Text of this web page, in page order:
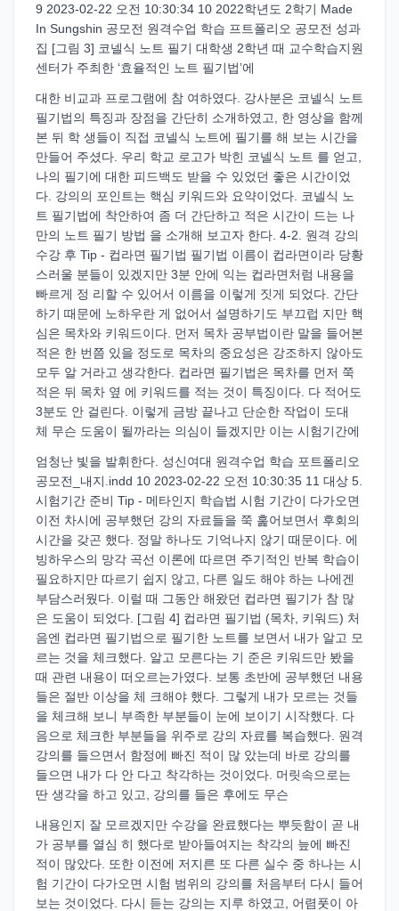
9 2023-02-22 오전 10:30:34 10 2022학년도 2학기 Made
In Sungshin 공모전 원격수업 학습 프트폴리오 공모전 성과
집 [그림 3] 코넬식 노트 필기 대학생 2학년 때 교수학습지원
센터가 주최한 ‘효율적인 노트 필기법’에
대한 비교과 프로그램에 참 여하였다. 강사분은 코넬식 노트
필기법의 특징과 장점을 간단히 소개하였고, 한 영상을 함께
본 뒤 학 생들이 직접 코넬식 노트에 필기를 해 보는 시간을
만들어 주셨다. 우리 학교 로고가 박힌 코넬식 노트 를 얻고,
나의 필기에 대한 피드백도 받을 수 있었던 좋은 시간이었
다. 강의의 포인트는 핵심 키워드와 요약이었다. 코넬식 노
트 필기법에 착안하여 좀 더 간단하고 적은 시간이 드는 나
만의 노트 필기 방법 을 소개해 보고자 한다. 4-2. 원격 강의
수강 후 Tip - 컵라면 필기법 필기법 이름이 컵라면이라 당황
스러울 분들이 있겠지만 3분 안에 익는 컵라면처럼 내용을
빠르게 정 리할 수 있어서 이름을 이렇게 짓게 되었다. 간단
하기 때문에 노하우란 게 없어서 설명하기도 부끄럽 지만 핵
심은 목차와 키워드이다. 먼저 목차 공부법이란 말을 들어본
적은 한 번쯤 있을 정도로 목차의 중요성은 강조하지 않아도
모두 알 거라고 생각한다. 컵라면 필기법은 목차를 먼저 쭉
적은 뒤 목차 옆 에 키워드를 적는 것이 특징이다. 다 적어도
3분도 안 걸린다. 이렇게 금방 끝나고 단순한 작업이 도대
체 무슨 도움이 될까라는 의심이 들겠지만 이는 시험기간에
엄청난 빛을 발휘한다. 성신여대 원격수업 학습 포트폴리오
공모전_내지.indd 10 2023-02-22 오전 10:30:35 11 대상 5.
시험기간 준비 Tip - 메타인지 학습법 시험 기간이 다가오면
이전 차시에 공부했던 강의 자료들을 쭉 훑어보면서 후회의
시간을 갖곤 했다. 정말 하나도 기억나지 않기 때문이다. 에
빙하우스의 망각 곡선 이론에 따르면 주기적인 반복 학습이
필요하지만 따르기 쉽지 않고, 다른 일도 해야 하는 나에겐
부담스러웠다. 이럴 때 그동안 해왔던 컵라면 필기가 참 많
은 도움이 되었다. [그림 4] 컵라면 필기법 (목차, 키워드) 처
음엔 컵라면 필기법으로 필기한 노트를 보면서 내가 알고 모
르는 것을 체크했다. 알고 모른다는 기 준은 키워드만 봤을
때 관련 내용이 떠오르는가였다. 보통 초반에 공부했던 내용
들은 절반 이상을 체 크해야 했다. 그렇게 내가 모르는 것들
을 체크해 보니 부족한 부분들이 눈에 보이기 시작했다. 다
음으로 체크한 부분들을 위주로 강의 자료를 복습했다. 원격
강의를 들으면서 함정에 빠진 적이 많 았는데 바로 강의를
들으면 내가 다 안 다고 착각하는 것이었다. 머릿속으로는
딴 생각을 하고 있고, 강의를 들은 후에도 무슨
내용인지 잘 모르겠지만 수강을 완료했다는 뿌듯함이 곧 내
가 공부를 열심 히 했다로 받아들여지는 착각의 늪에 빠진
적이 많았다. 또한 이전에 저지른 또 다른 실수 중 하나는 시
험 기간이 다가오면 시험 범위의 강의를 처음부터 다시 들어
보는 것이었다. 다시 듣는 강의는 지루 하였고, 어렴풋이 아